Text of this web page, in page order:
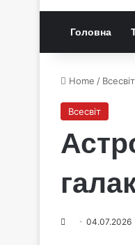
Головна
Home / Всесвіт
Всесвіт
04.07.2026